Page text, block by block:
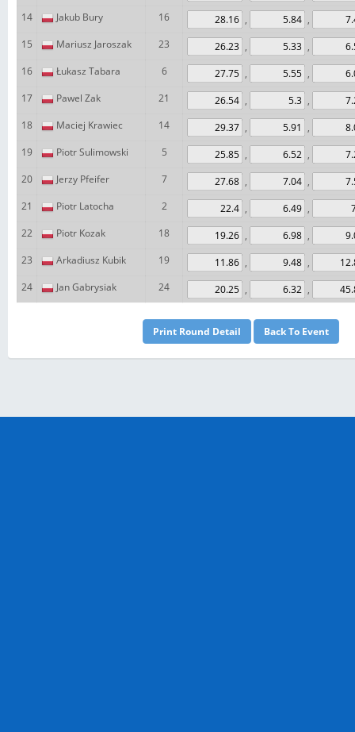
14
Jakub Bury 16 ,
,
15
Mariusz Jaroszak 23 ,
,
16
Łukasz Tabara 6 ,
,
17
Pawel Zak 21 ,
,
18
Maciej Krawiec 14 ,
,
19
Piotr Sulimowski 5 ,
,
20
Jerzy Pfeifer 7 ,
,
21
Piotr Latocha 2 ,
,
22
Piotr Kozak 18 ,
,
23
Arkadiusz Kubik 19 ,
,
24
Jan Gabrysiak 24 , ,